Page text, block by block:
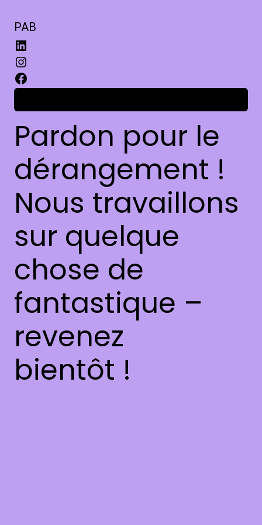
PAB
Pardon pour le
dérangement !
Nous travaillons
sur quelque
chose de
fantastique –
revenez
bientôt !